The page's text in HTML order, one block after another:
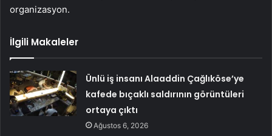
organizasyon.
İlgili Makaleler
Ünlü iş insanı Alaaddin Çağlıköse’ye
kafede bıçaklı saldırının görüntüleri
ortaya çıktı
Ağustos 6, 2026